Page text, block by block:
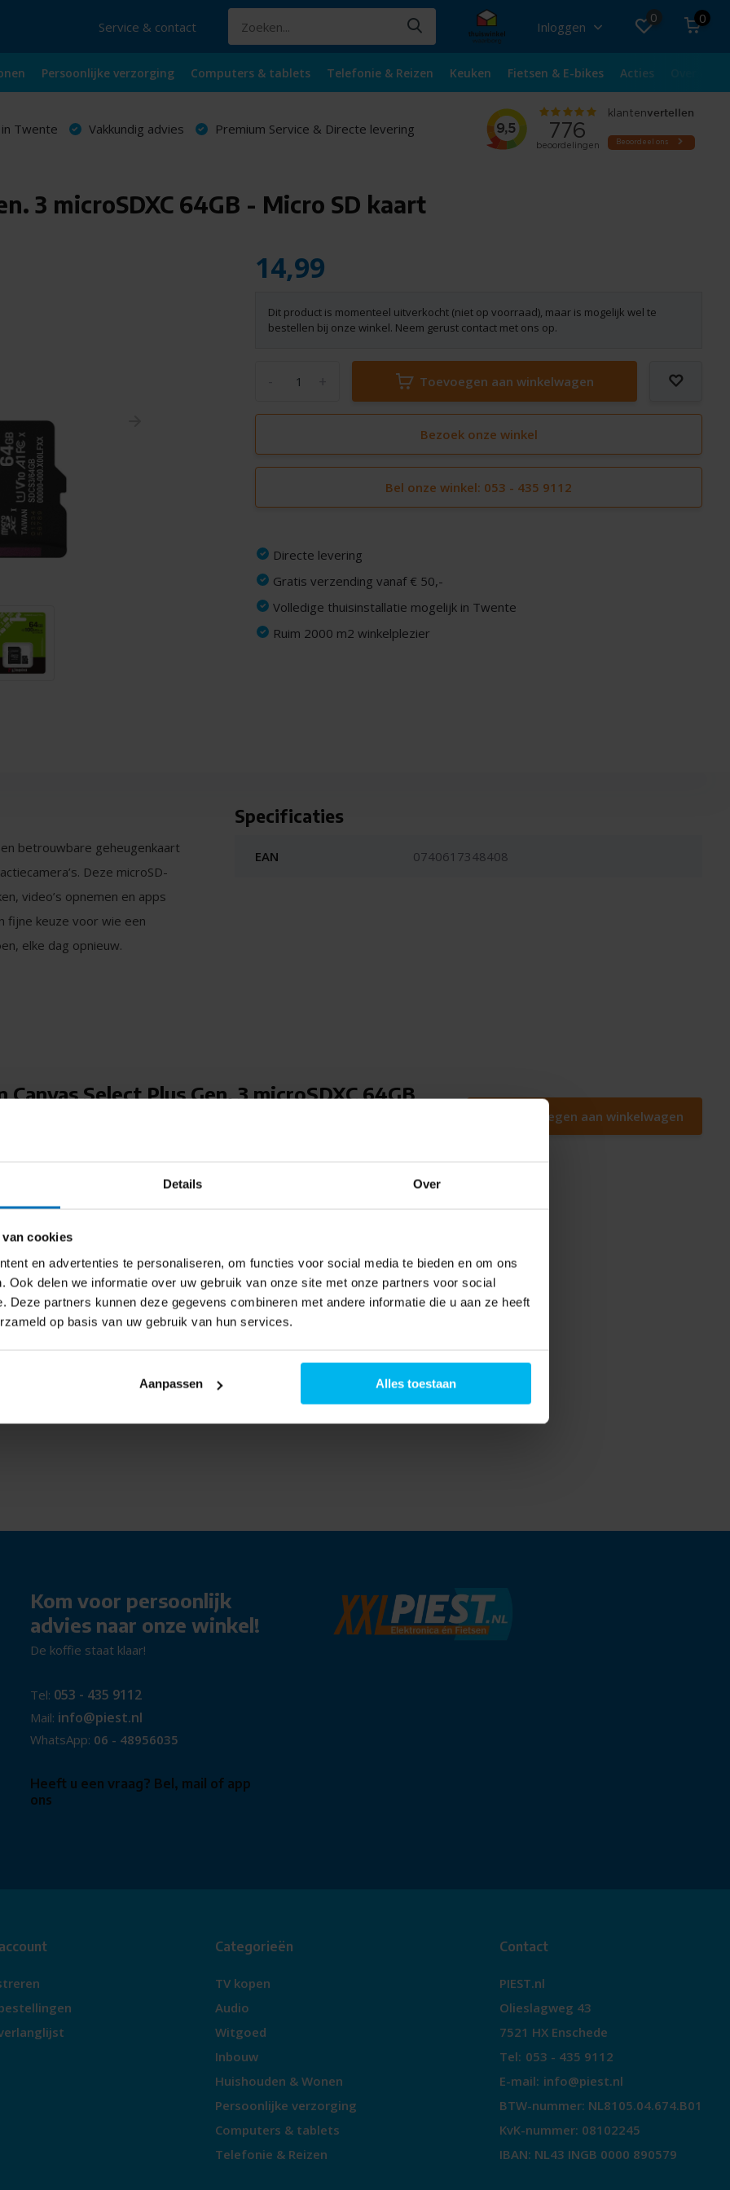
Details Over
cookies
en advertenties te personaliseren, om functies voor social media te bieden en om ons
Ook delen we informatie over uw gebruik van onze site met onze partners voor social
Deze partners kunnen deze gegevens combineren met andere informatie die u aan ze heeft
op basis van uw gebruik van hun services.
Aanpassen Alles toestaan
Service & contact Inloggen
0 0
Persoonlijke verzorging Computers & tablets Telefonie & Reizen Keuken Fietsen & E-bikes Acties
Twente Vakkundig advies Premium Service & Directe levering
3 microSDXC 64GB - Micro SD kaart
14,99
Dit product is momenteel uitverkocht (niet op voorraad), maar is mogelijk wel te
bestellen bij onze winkel. Neem gerust contact met ons op.
Toevoegen aan winkelwagen
Bezoek onze winkel
Bel onze winkel: 053 - 435 9112
Directe levering
Gratis verzending vanaf € 50,-
Volledige thuisinstallatie mogelijk in Twente
Ruim 2000 m2 winkelplezier
betrouwbare geheugenkaart
Deze microSD-
video’s opnemen en apps
fijne keuze voor wie een
elke dag opnieuw.
en opnieuw opslaat.
video’s en
geheugen in je smartphone.
bij elkaar. Dat
in deze microSD-kaart. De
Hierdoor gebruik je
Je gegevens blijven
met een SD-adapter
en de kaart wordt direct
apps
en temperatuur
en tablets
gebruik
slimme keuze voor wie
klaarstaat, waar je hem ook
Specificaties
EAN 0740617348408
Canvas Select Plus Gen. 3 microSDXC 64GB
Toevoegen aan winkelwagen
Kom voor persoonlijk
advies naar onze winkel!
De koffie staat klaar!
Tel: 053 - 435 9112
Mail: info@piest.nl
WhatsApp: 06 - 48956035
Heeft u een vraag? Bel, mail of app
ons
Categorieën
TV kopen
Audio
Witgoed
Inbouw
Huishouden & Wonen
Persoonlijke verzorging
Computers & tablets
Telefonie & Reizen
Contact
PIEST.nl
Olieslagweg 43
7521 HX Enschede
Tel: 053 - 435 9112
E-mail: info@piest.nl
BTW-nummer: NL8105.04.674.B01
KvK-nummer: 08102245
IBAN: NL43 INGB 0000 890579